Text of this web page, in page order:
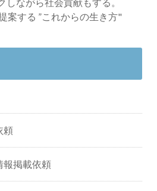
しながら社会貢献もする。
案する ”これからの生き方"
頼
報掲載依頼